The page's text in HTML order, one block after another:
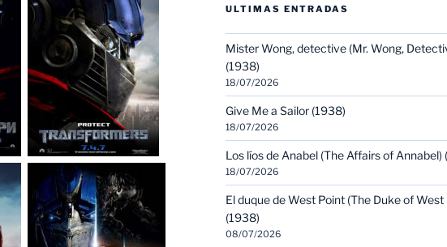
ULTIMAS ENTRADAS
Mister Wong, detective (Mr. Wong,
(1938)
18/07/2026
Give Me a Sailor (1938)
18/07/2026
Los líos de Anabel (The Affairs of Annabel)
18/07/2026
El duque de West Point (The Duke of West
(1938)
08/07/2026